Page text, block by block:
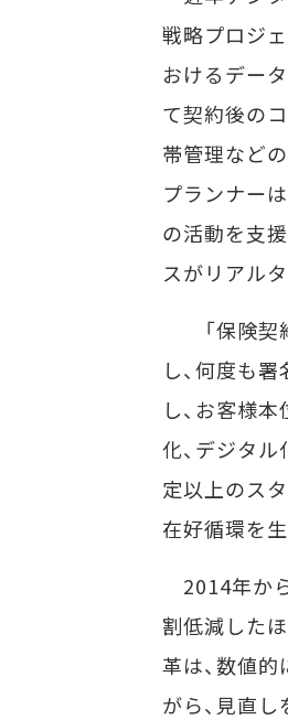
戦略プロジ
おけるデー
て契約後の
帯管理など
プランナー
の活動を支
スがリアル
「保険契
し、何度も
し、お客様
化、デジタ
定以上のス
在好循環を生
2014年か
割低減した
革は、数値
がら、見直し